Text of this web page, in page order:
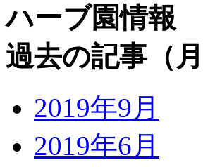
ハーブ園情報
過去の記事（月
2019年9月
2019年6月